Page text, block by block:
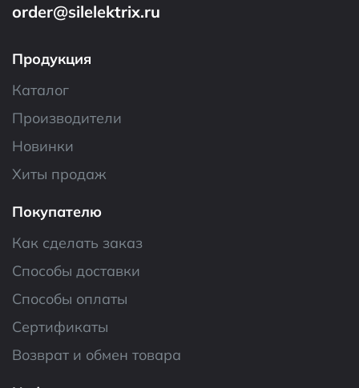
order@silelektrix.ru
Продукция
Каталог
Производители
Новинки
Хиты продаж
Покупателю
Как сделать заказ
Способы доставки
Способы оплаты
Сертификаты
Возврат и обмен товара